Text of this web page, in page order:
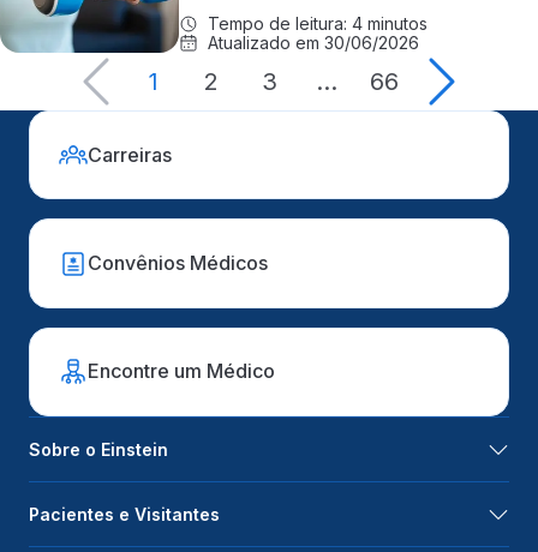
Tempo de leitura: 4 minutos
Atualizado em 30/06/2026
1 2 3 … 66
Carreiras
Convênios Médicos
Encontre um Médico
Sobre o Einstein
Pacientes e Visitantes